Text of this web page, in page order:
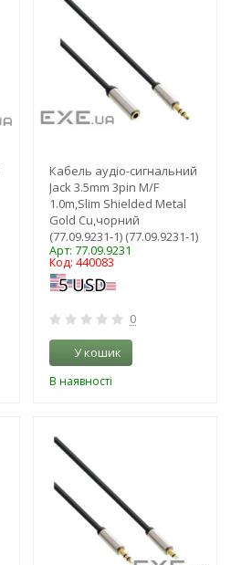
Кабель аудіо-сигнальний
Jack 3.5mm 3pin M/F
1.0m,Slim Shielded Metal
Gold Cu,чорний
(77.09.9231-1) (77.09.9231-1)
Арт: 77.09.9231
Код: 440083
0
У кошик
В наявності